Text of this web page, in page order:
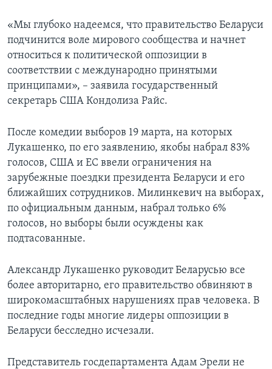
«Мы глубоко надеемся, что правительство Беларуси
подчинится воле мирового сообщества и начнет
относиться к политической оппозиции в
соответствии с международно принятыми
принципами», – заявила государственный
секретарь США Кондолиза Райс.
После комедии выборов 19 марта, на которых
Лукашенко, по его заявлению, якобы набрал 83%
голосов, США и ЕС ввели ограничения на
зарубежные поездки президента Беларуси и его
ближайших сотрудников. Милинкевич на выборах,
по официальным данным, набрал только 6%
голосов, но выборы были осуждены как
подтасованные.
Александр Лукашенко руководит Беларусью все
более авторитарно, его правительство обвиняют в
широкомасштабных нарушениях прав человека. В
последние годы многие лидеры оппозиции в
Беларуси бесследно исчезали.
Представитель госдепартамента Адам Эрели не